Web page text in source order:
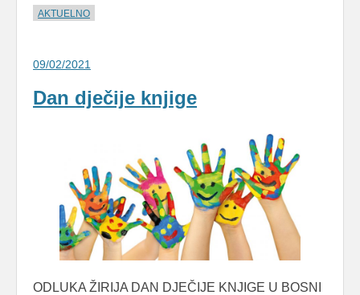
AKTUELNO
09/02/2021
Dan dječije knjige
ODLUKA ŽIRIJA DAN DJEČIJE KNJIGE U BOSNI